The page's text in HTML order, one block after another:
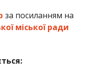
за посиланням на
міської ради